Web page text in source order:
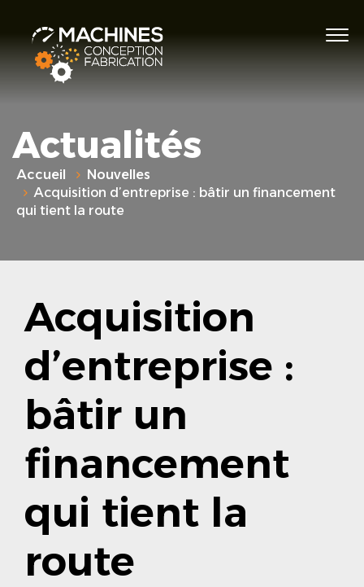
Actualités
Accueil
Nouvelles
Acquisition d’entreprise : bâtir un financement
qui tient la route
Acquisition
d’entreprise :
bâtir un
financement
qui tient la
route